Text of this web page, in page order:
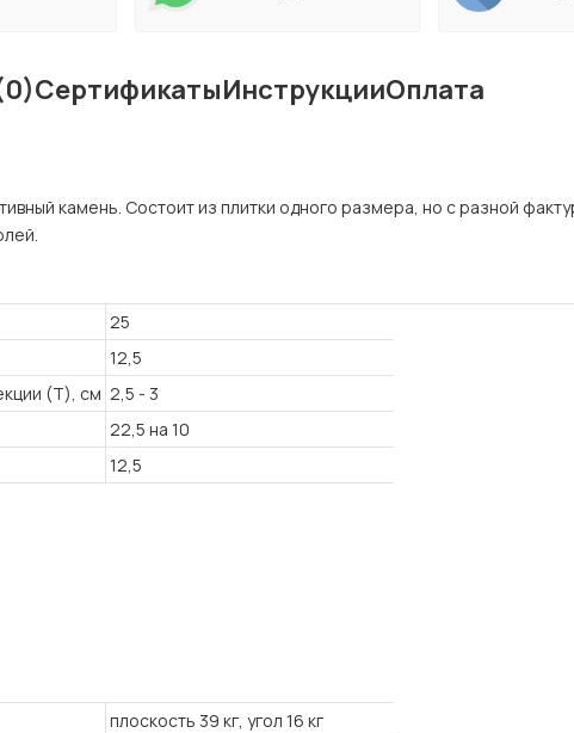
СертификатыИнструкцииОплата
камень. Состоит из плитки одного размера, но с разной
25
12,5
(T), см 2,5 - 3
22,5 на 10
12,5
плоскость 39 кг, угол 16 кг